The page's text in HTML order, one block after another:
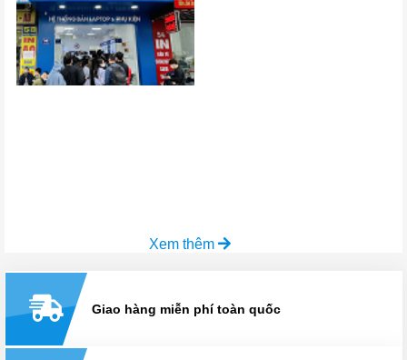
Xem thêm
Giao hàng miễn phí toàn quốc